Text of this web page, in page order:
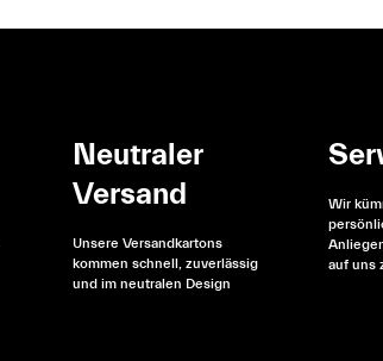
Neutraler
Versand
Unsere Versandkartons
kommen schnell, zuverlässig
und im neutralen Design
Wir
auf uns